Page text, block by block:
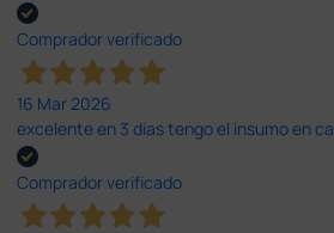
Comprador verificado
16 Mar 2026
excelente en 3 días tengo el insumo en
Comprador verificado